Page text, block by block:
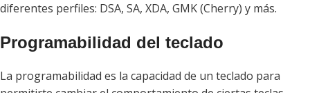
diferentes perfiles: DSA, SA, XDA, GMK (Cherry) y más.
Programabilidad del teclado
La programabilidad es la capacidad de un teclado para